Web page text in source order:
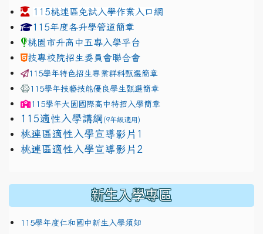
115桃連區免試入學作業入口網
link to https://www.jhjhs.tyc.edu.tw/modules/
115年度各升學管道簡章
桃園市升高中五專入學平台
技專校院招生委員會聯合會
115學年特色招生專業群科甄選簡章
115學年技藝技能優良學生甄選簡章
115學年大園國際高中特招入學簡章
115適性入學講綱 (9年級適用)
link to https://docs.google.com/presentation/d/
桃連區適性入學宣導影片1
link to https://docs.google.com/presentation/d/
桃連區適性入學宣導影片2
新生入學專區
115學年度仁和國中新生入學須知